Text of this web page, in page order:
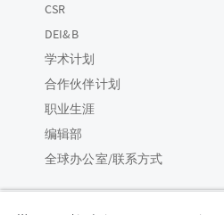
CSR
DEI&B
学术计划
合作伙伴计划
职业生涯
编辑部
全球办公室/联系方式